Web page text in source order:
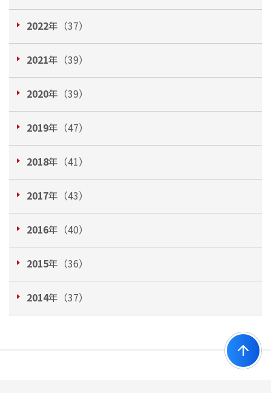
2022年（37）
2021年（39）
2020年（39）
2019年（47）
2018年（41）
2017年（43）
2016年（40）
2015年（36）
2014年（37）